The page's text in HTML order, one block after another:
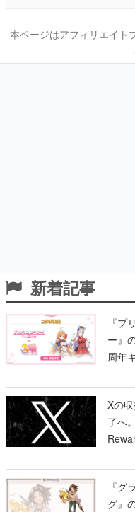
本ページはアフィリエイト
新着記事
『プ
ー』
周年
Xの
了へ
『グ
グ』